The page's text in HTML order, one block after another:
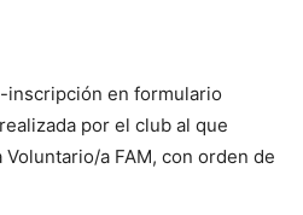
inscripción en formulario
por el club al que
a FAM, con orden de